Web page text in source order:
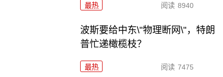
最热 阅读 8940
波斯要给中东\"物理断网\"，特朗
普忙递橄榄枝？
最热 阅读 7475